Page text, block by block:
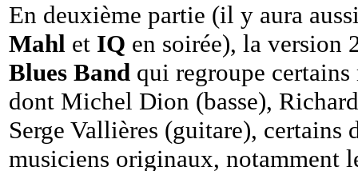
En deuxième partie (il y aura
Mahl et IQ en soirée), la version
Blues Band qui regroupe
dont Michel Dion (basse),
Serge Vallières (guitare), certains
musiciens originaux, notamment